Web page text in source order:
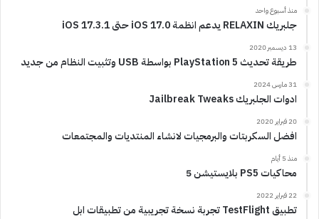
منذ أسبوع واحد
جلبريك RELAXIN يدعم انظمة iOS 17.0 حتى iOS 17.3.1
13 ديسمبر 2020
طريقة تحديث PlayStation 5 بواسطة USB وتثبيت النظام من جديد
31 مارس 2024
ادوات الجلبريك Jailbreak Tweaks
20 فبراير 2020
افضل السكربتات والبرمجيات لانشاء المنتديات والمجتمعات
منذ 5 أيام
محاكيات PS5 بلايستيشن 5
22 فبراير 2022
تطبيق TestFlight تجربة نسخة تجريبية من تطبيقات ابل